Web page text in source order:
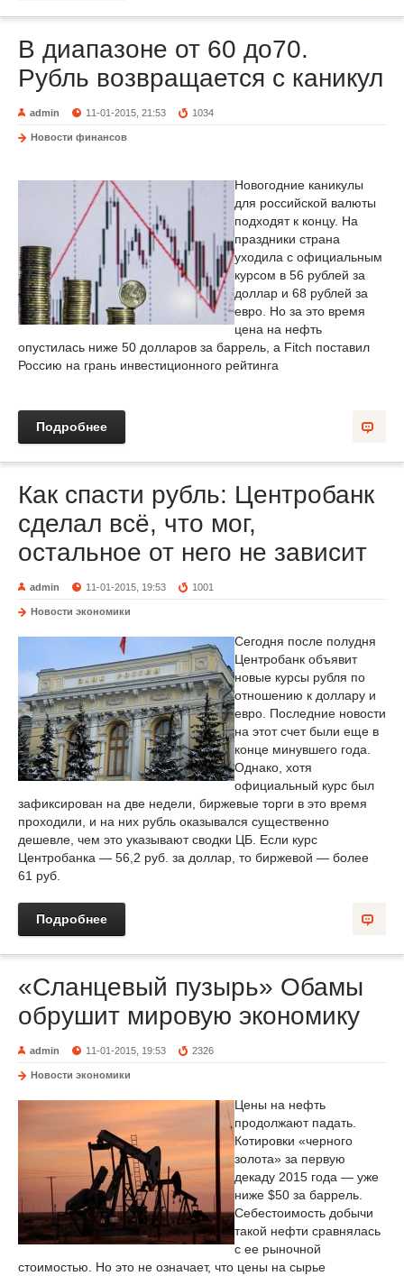
В диапазоне от 60 до70.
Рубль возвращается с каникул
admin 11-01-2015, 21:53 1034
Новости финансов
Новогодние каникулы
для российской валюты
подходят к концу. На
праздники страна
уходила с официальным
курсом в 56 рублей за
доллар и 68 рублей за
евро. Но за это время
цена на нефть
опустилась ниже 50 долларов за баррель, а Fitch поставил
Россию на грань инвестиционного рейтинга
Подробнее
Как спасти рубль: Центробанк
сделал всё, что мог,
остальное от него не зависит
admin 11-01-2015, 19:53 1001
Новости экономики
Сегодня после полудня
Центробанк объявит
новые курсы рубля по
отношению к доллару и
евро. Последние новости
на этот счет были еще в
конце минувшего года.
Однако, хотя
официальный курс был
зафиксирован на две недели, биржевые торги в это время
проходили, и на них рубль оказывался существенно
дешевле, чем это указывают сводки ЦБ. Если курс
Центробанка — 56,2 руб. за доллар, то биржевой — более
61 руб.
Подробнее
«Сланцевый пузырь» Обамы
обрушит мировую экономику
admin 11-01-2015, 19:53 2326
Новости экономики
Цены на нефть
продолжают падать.
Котировки «черного
золота» за первую
декаду 2015 года — уже
ниже $50 за баррель.
Себестоимость добычи
такой нефти сравнялась
с ее рыночной
стоимостью. Но это не означает, что цены на сырье